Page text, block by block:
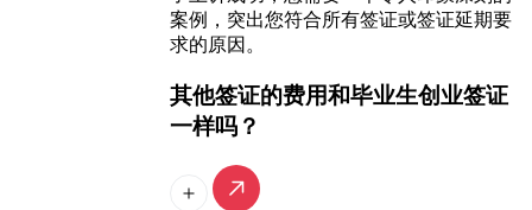
案例，突出您符合所有签证或签证延期要
求的原因。
其他签证的费用和毕业生创业签证
一样吗？